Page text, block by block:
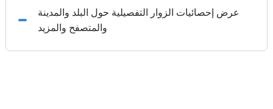
عرض إحصائيات الزوار التفصيلية حول البلد والمدينة
والمتصفح والمزيد